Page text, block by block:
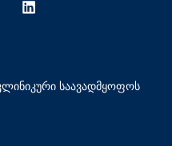
საავადმყოფოს